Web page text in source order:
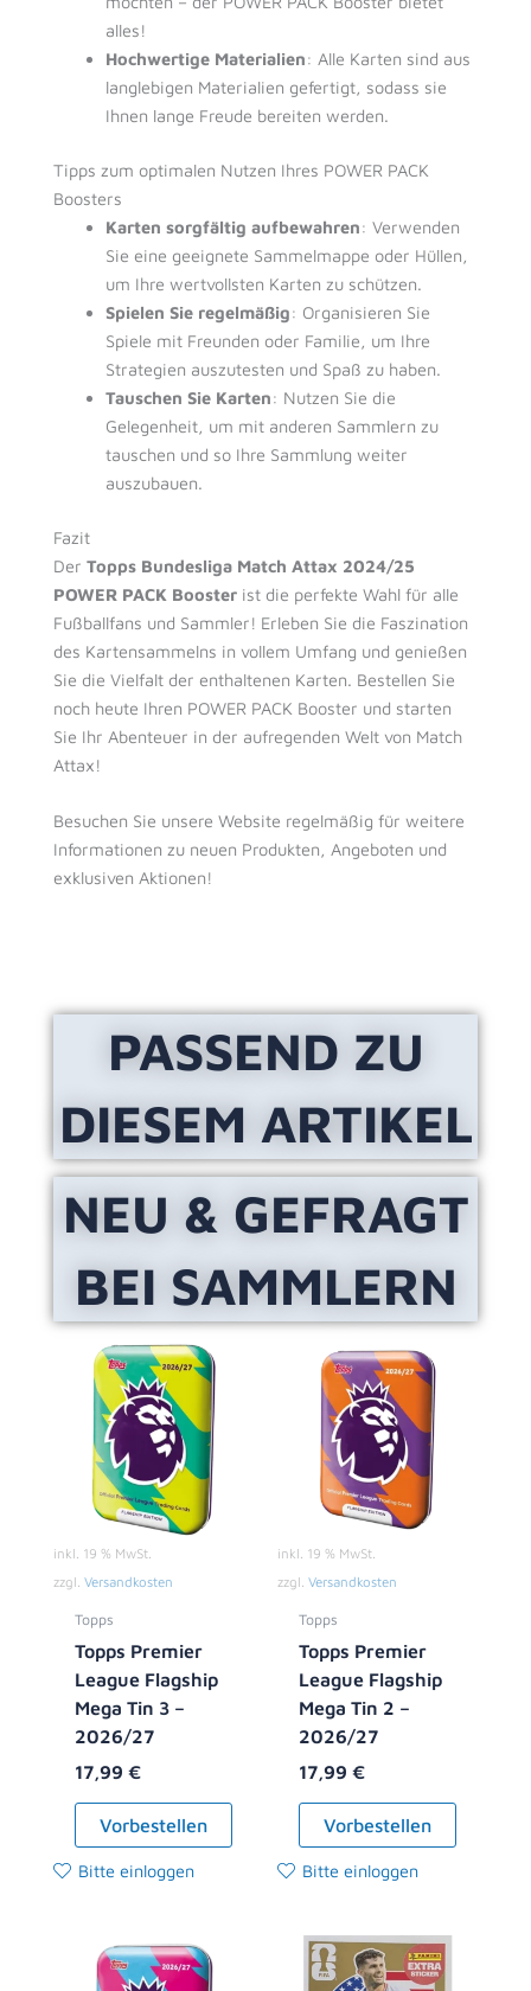
alles!
Hochwertige Materialien: Alle Karten sind aus
langlebigen Materialien gefertigt, sodass sie
Ihnen lange Freude bereiten werden.
Tipps zum optimalen Nutzen Ihres POWER PACK
Boosters
Karten sorgfältig aufbewahren: Verwenden
Sie eine geeignete Sammelmappe oder Hüllen,
um Ihre wertvollsten Karten zu schützen.
Spielen Sie regelmäßig: Organisieren Sie
Spiele mit Freunden oder Familie, um Ihre
Strategien auszutesten und Spaß zu haben.
Tauschen Sie Karten: Nutzen Sie die
Gelegenheit, um mit anderen Sammlern zu
tauschen und so Ihre Sammlung weiter
auszubauen.
Fazit
Der Topps Bundesliga Match Attax 2024/25
POWER PACK Booster ist die perfekte Wahl für alle
Fußballfans und Sammler! Erleben Sie die Faszination
des Kartensammelns in vollem Umfang und genießen
Sie die Vielfalt der enthaltenen Karten. Bestellen Sie
noch heute Ihren POWER PACK Booster und starten
Sie Ihr Abenteuer in der aufregenden Welt von Match
Attax!
Besuchen Sie unsere Website regelmäßig für weitere
Informationen zu neuen Produkten, Angeboten und
exklusiven Aktionen!
PASSEND ZU
DIESEM ARTIKEL
NEU & GEFRAGT
BEI SAMMLERN
inkl. 19 % MwSt.
zzgl. Versandkosten
Topps
Topps Premier
League Flagship
Mega Tin 3 –
2026/27
17,99 €
Vorbestellen
Bitte einloggen
inkl. 19 % MwSt.
zzgl. Versandkosten
Topps
Topps Premier
League Flagship
Mega Tin 2 –
2026/27
17,99 €
Vorbestellen
Bitte einloggen